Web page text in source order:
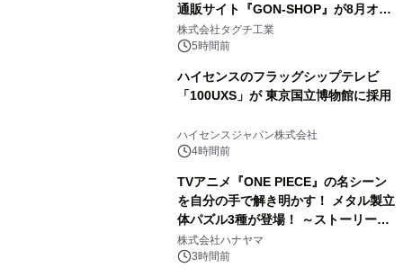
通販サイト『GON-SHOP』が8月オー
プン
株式会社タグチ工業
5時間前
ハイセンスのフラッグシップテレビ
「100UXS」が 東京国立博物館に採用
ハイセンスジャパン株式会社
4時間前
TVアニメ『ONE PIECE』の名シーン
を自分の手で解き明かす！ メタル製立
体パズル3種が登場！ ～ストーリーと
ギミックが融合した 大人の体験型パズ
ルが8月7日(金)12時より先行予約受付
株式会社ハナヤマ
3時間前